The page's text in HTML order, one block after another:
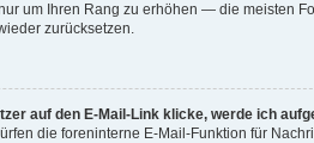
um Ihren Rang zu erhöhen — die meisten
zurücksetzen.
auf den E-Mail-Link klicke, werde ich
die foreninterne E-Mail-Funktion für